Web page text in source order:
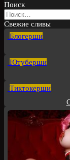
Поиск
Search
for:
Свежие сливы
Блогерши
Ютуберши
Тиктокерши